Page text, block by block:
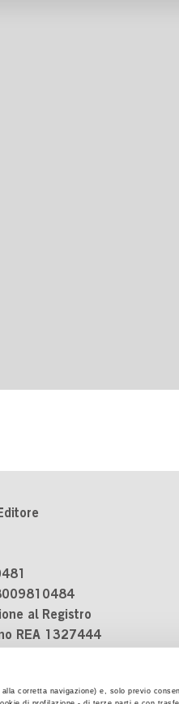
corretta navigazione) e, solo previo
al Registro
REA 1327444